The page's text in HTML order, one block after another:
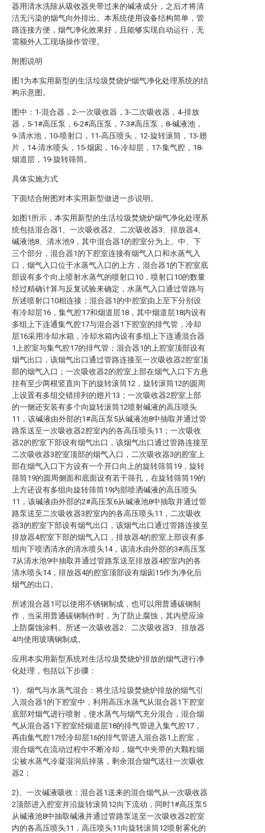
器用清水洗除从吸收器夹带过来的碱液成分，之后才将清
洁无污染的烟气向外排出。本系统使用设备结构简单，管
路连接方便，烟气净化效果好，且能够实现自动运行，无
需额外人工现场操作管理。
附图说明
图1为本实用新型的生活垃圾焚烧炉烟气净化处理系统的结
构示意图。
图中：1-混合器，2-一次吸收器，3-二次吸收器，4-排放
器，5-1#高压泵，6-2#高压泵，7-3#高压泵，8-碱液池，
9-清水池，10-喷射口，11-高压喷头，12-旋转滚筒，13-翅
片，14-清水喷头，15-烟囱，16-冷却层，17-集气腔，18-
烟道层，19-旋转筛筒。
具体实施方式
下面结合附图对本实用新型做进一步说明。
如图1所示，本实用新型的生活垃圾焚烧炉烟气净化处理系
统包括混合器1、一次吸收器2、二次吸收器3、排放器4、
碱液池8、清水池9，其中混合器1的腔室分为上、中、下
三个部分，混合器1的下腔室连接有烟气入口和水蒸气入
口，烟气入口位于水蒸气入口的上方，混合器1的下腔室底
部设有多个向上喷射水蒸气的喷射口10，喷射口10的数量
经过精确计算与反复试验来确定，水蒸气入口通过管路与
所述喷射口10相连接；混合器1的中腔室由上至下分别设
有冷却层16，集气腔17和烟道层18，其中烟道层18内设有
多组上下连通集气腔17与混合器1下腔室的排气管，冷却
层16采用冷却水箱，冷却水箱内设有多组上下连通混合器
1上腔室与集气腔17的排气管；混合器1的上腔室顶部设有
烟气出口，该烟气出口通过管路连接至一次吸收器2腔室顶
部的烟气入口；一次吸收器2的腔室上部在烟气入口下方悬
挂有至少两根竖直向下的旋转滚筒12，旋转滚筒12的圆周
上设置有多组交错排列的翅片13；一次吸收器2腔室上部
的一侧还安装有多个向旋转滚筒12喷射碱液的高压喷头
11，该碱液由外部的1#高压泵5从碱液池8中抽取并通过管
路泵送至一次吸收器2腔室内的各高压喷头11；一次吸收
器2的腔室下部设有烟气出口，该烟气出口通过管路连接至
二次吸收器3腔室顶部的烟气入口，二次吸收器3的腔室上
部在烟气入口下方设有一个开口向上的旋转筛筒19，旋转
筛筒19的圆周侧面和底面设有若干筛孔，在旋转筛筒19的
上方还设有多组向旋转筛筒19内部喷洒碱液的高压喷头
11，该碱液由外部的2#高压泵6从碱液池8中抽取并通过管
路泵送至二次吸收器3腔室内的各高压喷头11，二次吸收
器3的腔室下部设有烟气出口，该烟气出口通过管路连接至
排放器4腔室下部的烟气入口，排放器4的腔室上部设有多
组向下喷洒清水的清水喷头14，该清水由外部的3#高压泵
7从清水池9中抽取并通过管路泵送至排放器4腔室内的各
清水喷头14，排放器4的腔室顶部设有烟囱15作为净化后
烟气的出口。
所述混合器1可以使用不锈钢制成，也可以用普通碳钢制
作，当采用普通碳钢制作时，为了防止腐蚀，其内壁应涂
上防腐蚀涂料。所述一次吸收器2、二次吸收器3、排放器
4均使用玻璃钢制成。
应用本实用新型系统对生活垃圾焚烧炉排放的烟气进行净
化处理，包括以下步骤：
1)、烟气与水蒸气混合：将生活垃圾焚烧炉排放的烟气引
入混合器1的下腔室中，利用高压水蒸气从混合器1下腔室
底部对烟气进行喷射，使水蒸气与烟气充分混合，混合烟
气从混合器1下腔室经烟道层18的排气管进入集气腔17，
再由集气腔17经冷却层16的排气管进入混合器1上腔室，
混合烟气在流动过程中不断冷却，烟气中夹带的大颗粒烟
尘被水蒸气冷凝湿润后掉落，剩余混合烟气送往一次吸收
器2；
2)、一次碱液吸收：混合器1送来的混合烟气从一次吸收器
2顶部进入腔室并沿旋转滚筒12向下流动，同时1#高压泵5
从碱液池8中抽取碱液并通过管路泵送至一次吸收器2腔室
内的各高压喷头11，高压喷头11向旋转滚筒12喷射雾化的